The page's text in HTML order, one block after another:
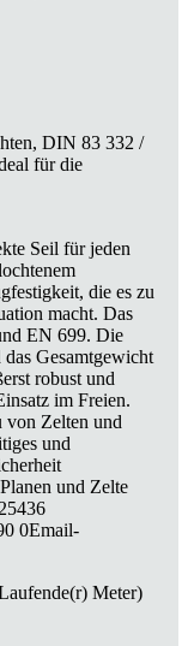
Seil für jeden
die es zu
macht. Das
EN 699. Die
Gesamtgewicht
robust und
im Freien.
von Zelten und
und
und Zelte
0Email-
Meter)